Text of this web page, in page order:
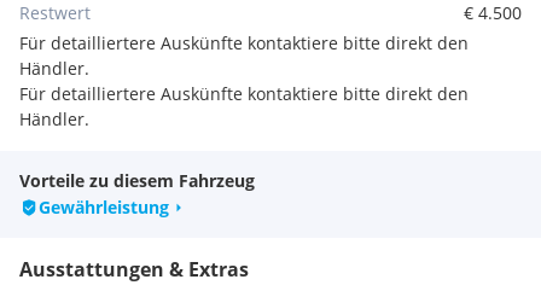
Restwert
€ 4.500
Für detailliertere Auskünfte kontaktiere bitte direkt den
Händler.
Für detailliertere Auskünfte kontaktiere bitte direkt den
Händler.
Vorteile zu diesem Fahrzeug
Gewährleistung
Ausstattungen & Extras